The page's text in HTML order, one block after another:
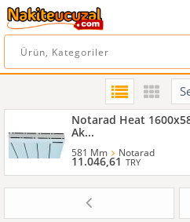
Notarad Heat
Ak...
581 Mm Notarad
11.046,61 TRY